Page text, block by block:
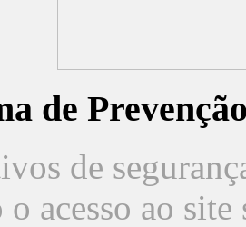
de
de
o acesso ao